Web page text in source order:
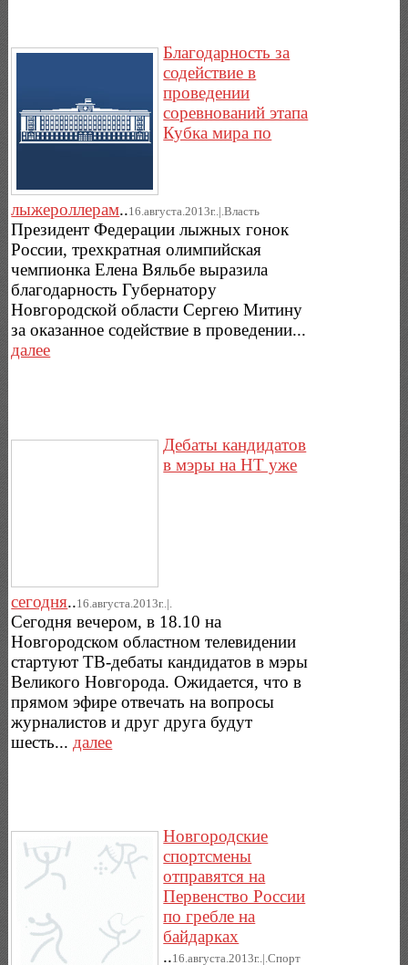
Благодарность за
содействие в
проведении
соревнований этапа
Кубка мира по
лыжероллерам..16.августа.2013г..|.Власть
Президент Федерации лыжных гонок
России, трехкратная олимпийская
чемпионка Елена Вяльбе выразила
благодарность Губернатору
Новгородской области Сергею Митину
за оказанное содействие в проведении...
далее
Дебаты кандидатов
в мэры на НТ уже
сегодня..16.августа.2013г..|.
Сегодня вечером, в 18.10 на
Новгородском областном телевидении
стартуют ТВ-дебаты кандидатов в мэры
Великого Новгорода. Ожидается, что в
прямом эфире отвечать на вопросы
журналистов и друг друга будут
шесть... далее
Новгородские
спортсмены
отправятся на
Первенство России
по гребле на
байдарках
..16.августа.2013г..|.Спорт